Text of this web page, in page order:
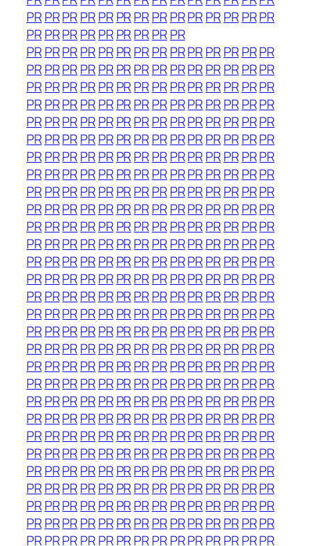
PRPRPRPRPR PRPRPRPRPRPRPR PRPR
PRPRPRPRPR PRPRPRPR
PRPRPRPRPR PRPRPRPRPRPRPR PRPR
PRPRPRPRPR PRPRPRPRPRPRPR PRPR
PRPRPRPRPR PRPRPRPRPRPRPR PRPR
PRPRPRPRPR PRPRPRPRPRPRPR PRPR
PRPRPRPRPR PRPRPRPRPRPRPR PRPR
PRPRPRPRPR PRPRPRPRPRPRPR PRPR
PRPRPRPRPR PRPRPRPRPRPRPR PRPR
PRPRPRPRPR PRPRPRPRPRPRPR PRPR
PRPRPRPRPR PRPRPRPRPRPRPR PRPR
PRPRPRPRPR PRPRPRPRPRPRPR PRPR
PRPRPRPRPR PRPRPRPRPRPRPR PRPR
PRPRPRPRPR PRPRPRPRPRPRPR PRPR
PRPRPRPRPR PRPRPRPRPRPRPR PRPR
PRPRPRPRPR PRPRPRPRPRPRPR PRPR
PRPRPRPRPR PRPRPRPRPRPRPR PRPR
PRPRPRPRPR PRPRPRPRPRPRPR PRPR
PRPRPRPRPR PRPRPRPRPRPRPR PRPR
PRPRPRPRPR PRPRPRPRPRPRPR PRPR
PRPRPRPRPR PRPRPRPRPRPRPR PRPR
PRPRPRPRPR PRPRPRPRPRPRPR PRPR
PRPRPRPRPR PRPRPRPRPRPRPR PRPR
PRPRPRPRPR PRPRPRPRPRPRPR PRPR
PRPRPRPRPR PRPRPRPRPRPRPR PRPR
PRPRPRPRPR PRPRPRPRPRPRPR PRPR
PRPRPRPRPR PRPRPRPRPRPRPR PRPR
PRPRPRPRPR PRPRPRPRPRPRPR PRPR
PRPRPRPRPR PRPRPRPRPRPRPR PRPR
PRPRPRPRPR PRPRPRPRPRPRPR PRPR
PRPRPRPRPR PRPRPRPRPRPRPR PRPR